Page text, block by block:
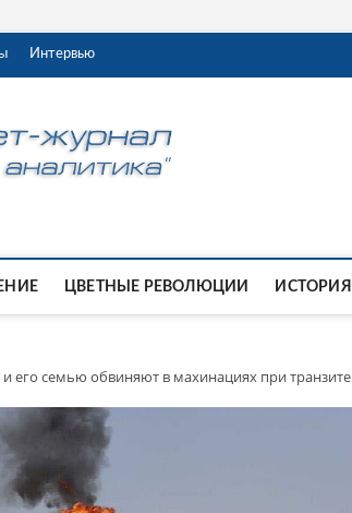
Интервью
ЦВЕТНЫЕ РЕВОЛЮЦИИ ИСТОРИЯ
и его семью обвиняют в махинациях при